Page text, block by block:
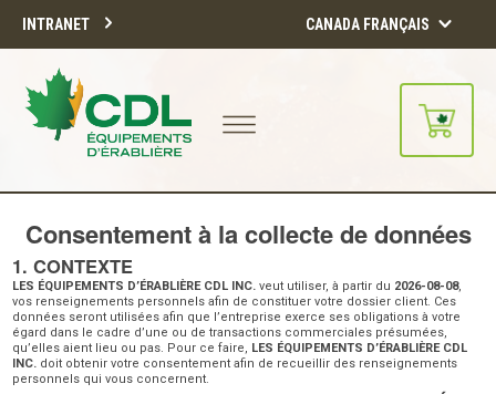
INTRANET CANADA FRANÇAIS
bientôt disponible!!
Merci de votre compréhension.
CONTINUER
Consentement à la collecte de données
1. CONTEXTE
LES ÉQUIPEMENTS D’ÉRABLIÈRE CDL INC. veut utiliser, à partir du 2026-08-08,
vos renseignements personnels afin de constituer votre dossier client. Ces
données seront utilisées afin que l’entreprise exerce ses obligations à votre
égard dans le cadre d’une ou de transactions commerciales présumées,
qu’elles aient lieu ou pas. Pour ce faire, LES ÉQUIPEMENTS D’ÉRABLIÈRE CDL
INC. doit obtenir votre consentement afin de recueillir des renseignements
personnels qui vous concernent.